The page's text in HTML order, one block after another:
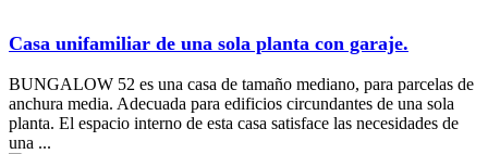
Casa unifamiliar de una sola planta con garaje.
BUNGALOW 52 es una casa de tamaño mediano, para parcelas de
anchura media. Adecuada para edificios circundantes de una sola
planta. El espacio interno de esta casa satisface las necesidades de
una ...